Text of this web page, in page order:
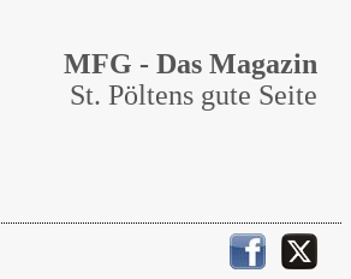
MFG - Das Magazin
St. Pöltens gute Seite